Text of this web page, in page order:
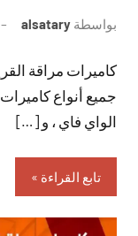
بواسطة alsatary
كاميرات مراقة
جميع أنواع كاميرات
الواي فاي ، و […]
تابع القراءة